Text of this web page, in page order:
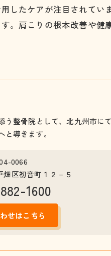
ぎっくり腰
X・O脚
交通事故治療
したケアが注目されて
。肩こりの根本改善や
整骨院として、北九州市に
導きます。
0066
区初音町１２－５
1600
せはこちら